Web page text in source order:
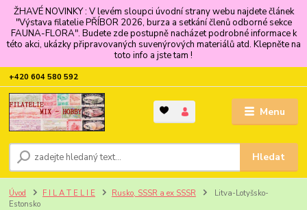
ŽHAVÉ NOVINKY : V levém sloupci úvodní strany webu najdete článek
"Výstava filatelie PŘÍBOR 2026, burza a setkání členů odborné sekce
FAUNA-FLORA". Budete zde postupně nacházet podrobné informace k
této akci, ukázky připravovaných suvenýrových materiálů atd. Klepněte na
toto info a jste tam !
Menu
Hledat
+420 604 580 592
Úvod F I L A T E L I E Rusko, SSSR a ex SSSR
Litva-Lotyšsko-
Estonsko